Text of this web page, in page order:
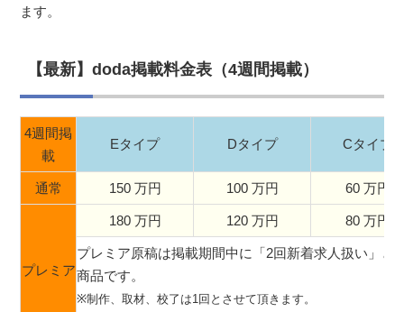
ます。
【最新】doda掲載料金表（4週間掲載）
4週間掲
載
Eタイプ Dタイプ Cタイプ
通常 150 万円 100 万円 60 万円
プレミア
180 万円 120 万円 80 万円
プレミア原稿は掲載期間中に「2回新着求人扱い」と
商品です。
※制作、取材、校了は1回とさせて頂きます。